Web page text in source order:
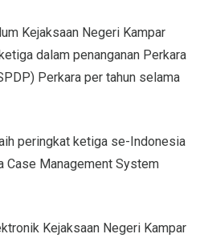
Kejaksaan Negeri Kampar
dalam penanganan Perkara
Perkara per tahun selama
peringkat ketiga se-Indonesia
Case Management System
Kejaksaan Negeri Kampar